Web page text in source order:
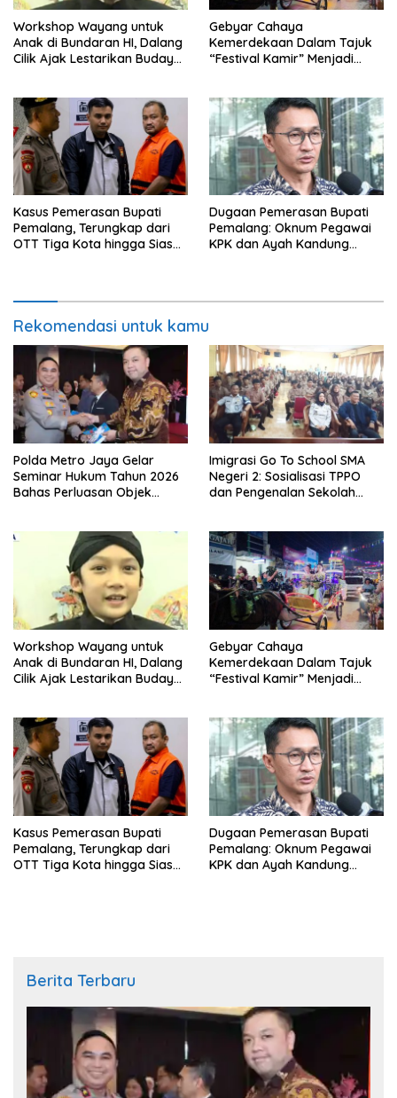
Workshop Wayang untuk
Anak di Bundaran HI, Dalang
Cilik Ajak Lestarikan Budaya
Gebyar Cahaya
Kemerdekaan Dalam Tajuk
“Festival Kamir” Menjadi
Kasus Pemerasan Bupati
Pemalang, Terungkap dari
OTT Tiga Kota hingga Siasat
Dugaan Pemerasan Bupati
Pemalang: Oknum Pegawai
KPK dan Ayah Kandung
Rekomendasi untuk kamu
Polda Metro Jaya Gelar
Seminar Hukum Tahun 2026
Bahas Perluasan Objek
Imigrasi Go To School SMA
Negeri 2: Sosialisasi TPPO
dan Pengenalan Sekolah
Workshop Wayang untuk
Anak di Bundaran HI, Dalang
Cilik Ajak Lestarikan Budaya
Gebyar Cahaya
Kemerdekaan Dalam Tajuk
“Festival Kamir” Menjadi
Kasus Pemerasan Bupati
Pemalang, Terungkap dari
OTT Tiga Kota hingga Siasat
Dugaan Pemerasan Bupati
Pemalang: Oknum Pegawai
KPK dan Ayah Kandung
Berita Terbaru